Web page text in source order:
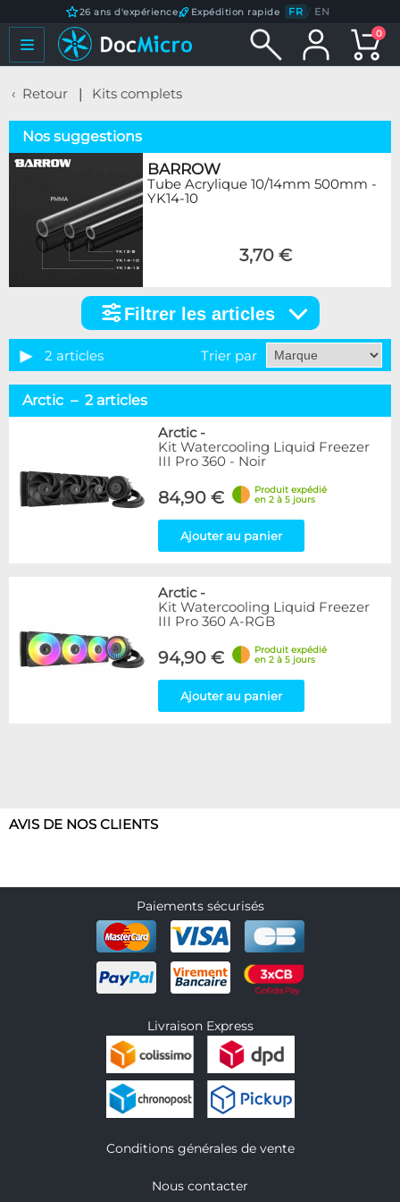
26 ans d'expérience Expédition rapide FR / EN
0
Retour Kits complets
Nos suggestions
BARROW
Tube Acrylique 10/14mm 500mm -
YK14-10
3,70 €
articles
Marque
Alphacool
5
Disponibilité / Promotions
Articles en stock
Filtrer les articles
2 articles Trier par
Arctic – 2 articles
Arctic-
Kit Watercooling Liquid Freezer
III Pro 360 - Noir
84,90 €
Produit expédié
en 2 à 5 jours
Ajouter au panier
Arctic-
Kit Watercooling Liquid Freezer
III Pro 360 A-RGB
94,90 €
Produit expédié
en 2 à 5 jours
Ajouter au panier
AVIS DE NOS CLIENTS
Paiements sécurisés
Livraison Express
Conditions générales de vente
Nous contacter